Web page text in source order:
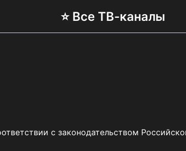
⭐ Все ТВ-каналы
с законодательством